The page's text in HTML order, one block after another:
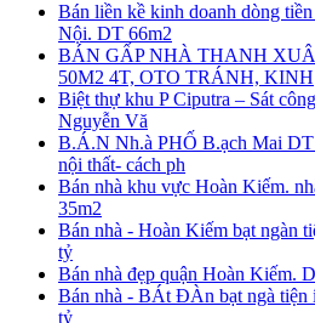
Bán liền kề kinh doanh dòng
Nội. DT 66m2
BÁN GẤP NHÀ THANH
50M2 4T, OTO TRÁNH, KINH
Biệt thự khu P Ciputra – Sát
Nguyễn Vă
B.Á.N Nh.à PHỐ B.ạch Mai
nội thất- cách ph
Bán nhà khu vực Hoàn Kiếm.
35m2
Bán nhà - Hoàn Kiếm bạt ngàn
tỷ
Bán nhà đẹp quận Hoàn Kiếm.
Bán nhà - BÁt ĐÀn bạt ngà tiện
tỷ